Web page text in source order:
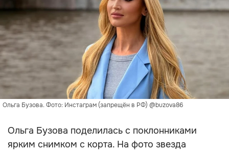
Ольга Бузова. Фото: Инстаграм (запрещён в РФ) @buzova86
Ольга Бузова поделилась с поклонниками
ярким снимком с корта. На фото звезда